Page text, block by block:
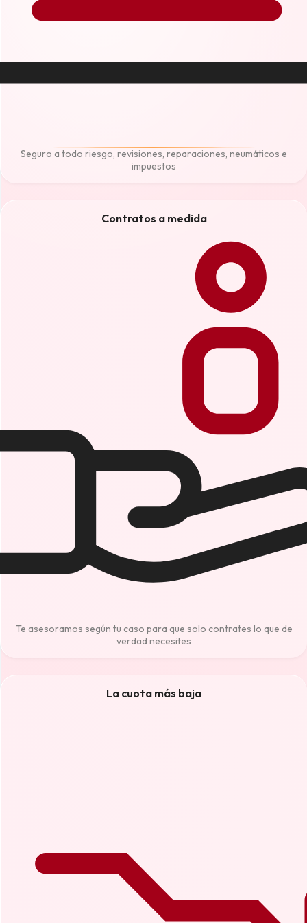
Seguro a todo riesgo, revisiones, reparaciones, neumáticos e
impuestos
Contratos a medida
Te asesoramos según tu caso para que solo contrates lo que de
verdad necesites
La cuota más baja